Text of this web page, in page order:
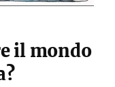
il mondo